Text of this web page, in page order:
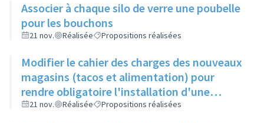
Associer à chaque silo de verre une poubelle
pour les bouchons
21 nov. Réalisée Propositions réalisées
Modifier le cahier des charges des nouveaux
magasins (tacos et alimentation) pour
rendre obligatoire l'installation d'une
poubelle de taille suffisante, son vidage et le
21 nov. Réalisée Propositions réalisées